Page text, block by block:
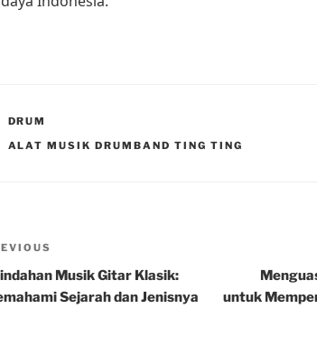
CATEGORIES
DRUM
TAGS
ALAT MUSIK DRUMBAND TING TING
Musik Gitar Klasik:
Sejarah dan Jenisnya
untuk